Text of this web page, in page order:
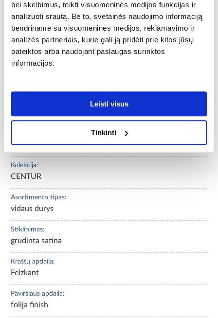
bei skelbimus, teikti visuomeninės medijos funkcijas ir
analizuoti srautą. Be to, svetainės naudojimo informaciją
bendriname su visuomeninės medijos, reklamavimo ir
analizės partneriais, kurie gali ją pridėti prie kitos jūsų
pateiktos arba naudojant paslaugas surinktos
informacijos.
Leisti visus
Tinkinti
Spalva:
ąžuolas gintarinis
Papildomi priedai:
ventiliacinės rankovės, užraktas WC
Vyrių skaičius:
NE
Kolekcija:
CENTUR
Asortimento tipas:
vidaus durys
Stiklinimas:
grūdinta satina
Kraštų apdaila:
Felzkant
Paviršiaus apdaila:
folija finish